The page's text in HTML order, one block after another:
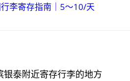
李寄存指南｜5～10/天
银泰附近寄存行李的地方